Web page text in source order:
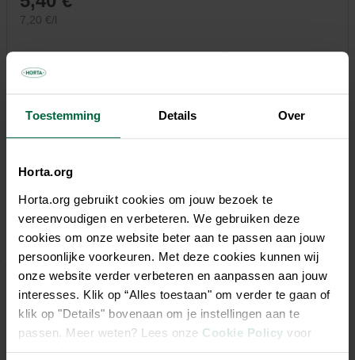
Toestemming Details Over
Horta.org
Horta.org gebruikt cookies om jouw bezoek te
vereenvoudigen en verbeteren. We gebruiken deze
cookies om onze website beter aan te passen aan jouw
persoonlijke voorkeuren. Met deze cookies kunnen wij
onze website verder verbeteren en aanpassen aan jouw
interesses. Klik op “Alles toestaan" om verder te gaan of
klik op "Details" bovenaan om je instellingen aan te
passen. Meer weten? Lees onze Cookie Policy voor
meer informatie.
7,20 €/l
Pajottenlander est une marque belge spécialisée dans la
culture, la transformation et le commerce de fruits
biologiques. La gamme Pajottenlander comprend différents
jus de fruits et de légumes ainsi que des préparations de
fruits. Tous les produits sont fabriqués avec savoir-faire,
passion et commerce équitable. Des fruits purs, des jus purs
et du pur plaisir.